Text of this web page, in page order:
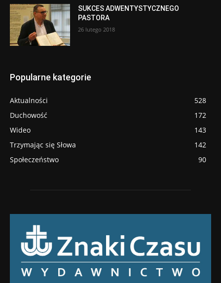
SUKCES ADWENTYSTYCZNEGO
PASTORA
26 lutego 2018
Popularne kategorie
Aktualności
528
Duchowość
172
Wideo
143
Trzymając się Słowa
142
Społeczeństwo
90